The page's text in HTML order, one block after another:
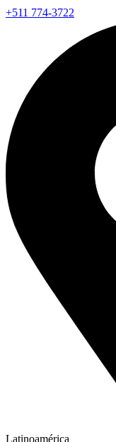
+511 774-3722
Latinoamérica